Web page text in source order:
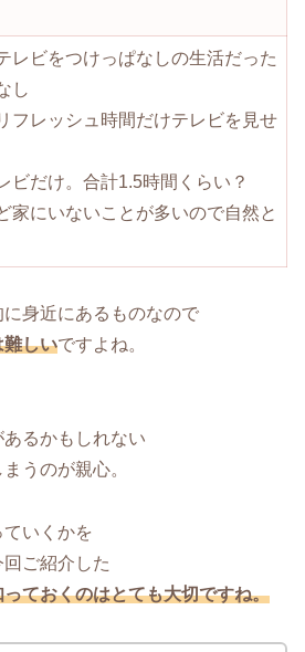
レビをつけっぱなしの生活だった
し
フレッシュ時間だけテレビを見せ
ビだけ。合計1.5時間くらい？
家にいないことが多いので自然と
身近にあるものなので
難しいですよね。
るかもしれない
うのが親心。
いくかを
ご紹介した
ておくのはとても大切ですね。